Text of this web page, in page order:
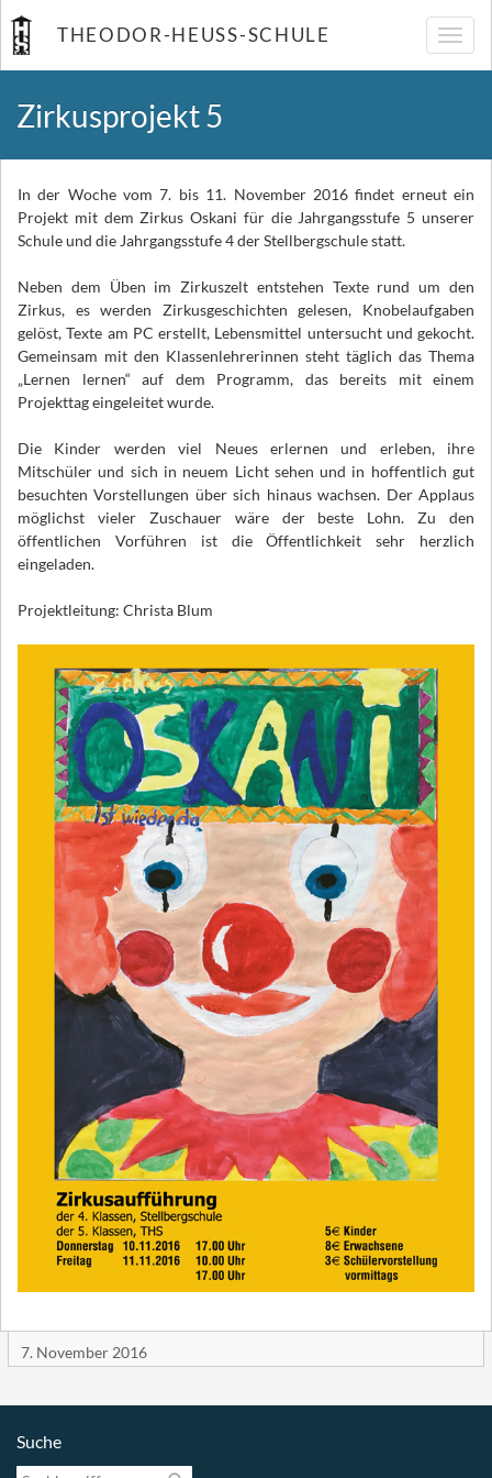
THEODOR-HEUSS-SCHULE
Zirkusprojekt 5
In der Woche vom 7. bis 11. November 2016 findet erneut ein
Projekt mit dem Zirkus Oskani für die Jahrgangsstufe 5 unserer
Schule und die Jahrgangsstufe 4 der Stellbergschule statt.
Neben dem Üben im Zirkuszelt entstehen Texte rund um den
Zirkus, es werden Zirkusgeschichten gelesen, Knobelaufgaben
gelöst, Texte am PC erstellt, Lebensmittel untersucht und gekocht.
Gemeinsam mit den Klassenlehrerinnen steht täglich das Thema
„Lernen lernen“ auf dem Programm, das bereits mit einem
Projekttag eingeleitet wurde.
Die Kinder werden viel Neues erlernen und erleben, ihre
Mitschüler und sich in neuem Licht sehen und in hoffentlich gut
besuchten Vorstellungen über sich hinaus wachsen. Der Applaus
möglichst vieler Zuschauer wäre der beste Lohn. Zu den
öffentlichen Vorführen ist die Öffentlichkeit sehr herzlich
eingeladen.
Projektleitung: Christa Blum
7. November 2016
Suche